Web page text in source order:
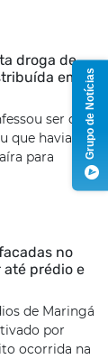
droga de
em
ser o
que havia
para
no
prédio e
de Maringá
por
ocorrida na
Grupo de Notícias